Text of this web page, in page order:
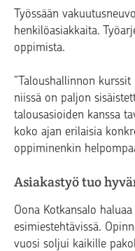
Työssään
henkilöasiakkaita.
oppimista.
”Taloushallinnon
niissä on paljon
talousasioiden kanssa
koko ajan erilaisia
oppiminenkin
Asiakastyö tuo
Oona Kotkansalo
esimiestehtävissä.
vuosi soljui kaikille